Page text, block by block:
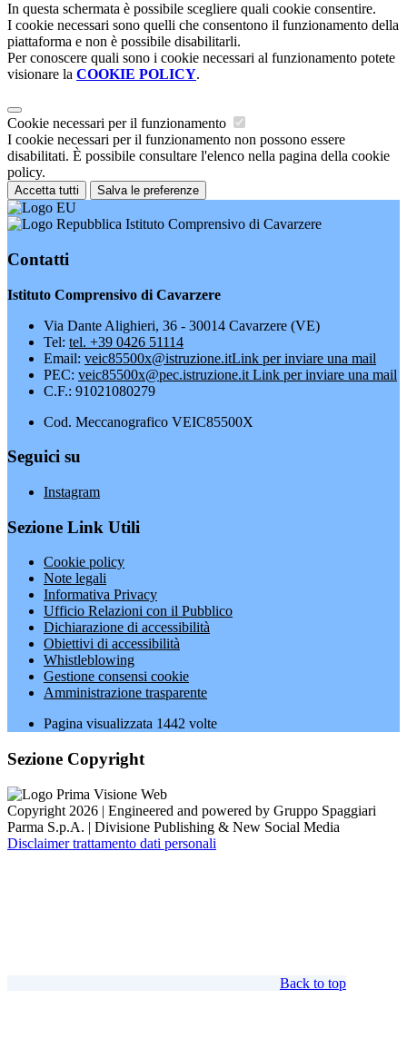
In questa schermata è possibile scegliere quali cookie consentire.
I cookie necessari sono quelli che consentono il funzionamento della
piattaforma e non è possibile disabilitarli.
Per conoscere quali sono i cookie necessari al funzionamento potete
visionare la COOKIE POLICY.
Cookie necessari per il funzionamento
I cookie necessari per il funzionamento non possono essere
disabilitati. È possibile consultare l'elenco nella pagina della cookie
policy.
Accetta tutti Salva le preferenze
Istituto Comprensivo di Cavarzere
Contatti
Istituto Comprensivo di Cavarzere
Via Dante Alighieri, 36 - 30014 Cavarzere (VE)
Tel: tel. +39 0426 51114
Email: veic85500x@istruzione.itLink per inviare una mail
PEC: veic85500x@pec.istruzione.it Link per inviare una mail
C.F.: 91021080279
Cod. Meccanografico VEIC85500X
Seguici su
Instagram
Sezione Link Utili
Cookie policy
Note legali
Informativa Privacy
Ufficio Relazioni con il Pubblico
Dichiarazione di accessibilità
Obiettivi di accessibilità
Whistleblowing
Gestione consensi cookie
Amministrazione trasparente
Pagina visualizzata 1442 volte
Sezione Copyright
Copyright 2026 | Engineered and powered by Gruppo Spaggiari
Parma S.p.A. | Divisione Publishing & New Social Media
Disclaimer trattamento dati personali
Back to top